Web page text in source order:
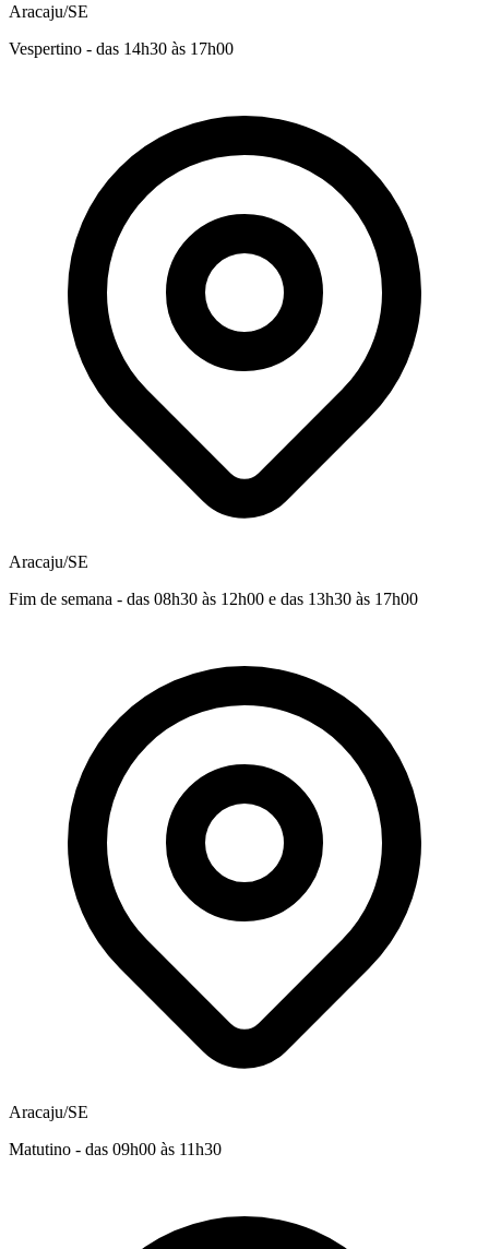
Aracaju/SE
Vespertino - das 14h30 às 17h00
Aracaju/SE
Fim de semana - das 08h30 às 12h00 e das 13h30 às 17h00
Aracaju/SE
Matutino - das 09h00 às 11h30